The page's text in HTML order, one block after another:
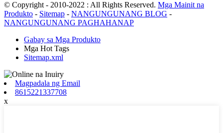
© Copyright - 2010-2022 : All Rights Reserved. Mga Mainit na
Produkto - Sitemap - NANGUNGUNANG BLOG -
NANGUNGUNANG PAGHAHANAP
Gabay sa Mga Produkto
Mga Hot Tags
Sitemap.xml
Magpadala ng Email
8615221337708
x